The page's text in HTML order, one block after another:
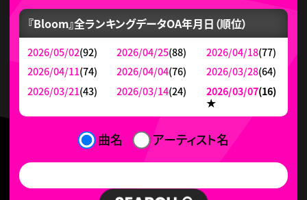
『Bloom』全ランキングデータOA年月日（順位）
2026/05/02(92) 2026/04/25(88) 2026/04/18(77)
2026/04/11(74) 2026/04/04(76) 2026/03/28(64)
2026/03/21(43) 2026/03/14(24) 2026/03/07(16)
★
曲名 アーティスト名